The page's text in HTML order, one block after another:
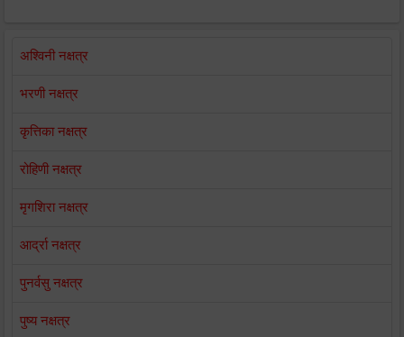
अश्विनी नक्षत्र
भरणी नक्षत्र
कृत्तिका नक्षत्र
रोहिणी नक्षत्र
मृगशिरा नक्षत्र
आर्द्रा नक्षत्र
पुनर्वसु नक्षत्र
पुष्य नक्षत्र